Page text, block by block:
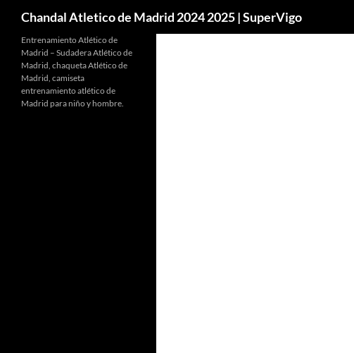
Chandal Atletico de Madrid 2024 2025 | SuperVigo
Entrenamiento Atlético de
Madrid – Sudadera Atlético de
Madrid, chaqueta Atlético de
Madrid, camiseta
entrenamiento atlético de
Madrid para niño y hombre.